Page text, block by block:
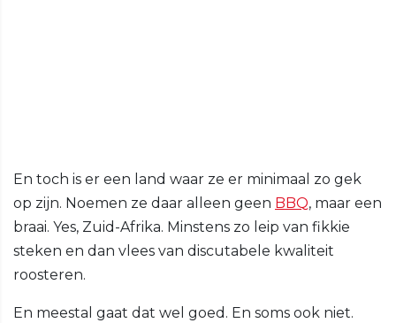
En toch is er een land waar ze er minimaal zo gek
op zijn. Noemen ze daar alleen geen BBQ, maar een
braai. Yes, Zuid-Afrika. Minstens zo leip van fikkie
steken en dan vlees van discutabele kwaliteit
roosteren.
En meestal gaat dat wel goed. En soms ook niet.